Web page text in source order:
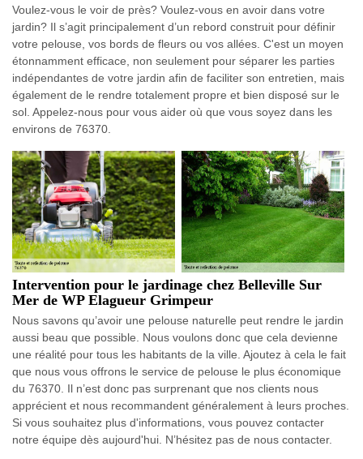
Voulez-vous le voir de près? Voulez-vous en avoir dans votre
jardin? Il s’agit principalement d’un rebord construit pour définir
votre pelouse, vos bords de fleurs ou vos allées. C'est un moyen
étonnamment efficace, non seulement pour séparer les parties
indépendantes de votre jardin afin de faciliter son entretien, mais
également de le rendre totalement propre et bien disposé sur le
sol. Appelez-nous pour vous aider où que vous soyez dans les
environs de 76370.
Intervention pour le jardinage chez Belleville Sur
Mer de WP Elagueur Grimpeur
Nous savons qu’avoir une pelouse naturelle peut rendre le jardin
aussi beau que possible. Nous voulons donc que cela devienne
une réalité pour tous les habitants de la ville. Ajoutez à cela le fait
que nous vous offrons le service de pelouse le plus économique
du 76370. Il n’est donc pas surprenant que nos clients nous
apprécient et nous recommandent généralement à leurs proches.
Si vous souhaitez plus d'informations, vous pouvez contacter
notre équipe dès aujourd'hui. N’hésitez pas de nous contacter.